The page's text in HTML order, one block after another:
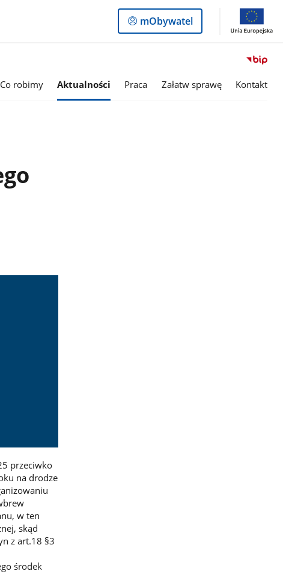
Logowanie
do
mObywatel
Co robimy Aktualności Praca Załatw sprawę Kontakt
przeciwko
na drodze
w ten
skąd
z art.18 §3
środek